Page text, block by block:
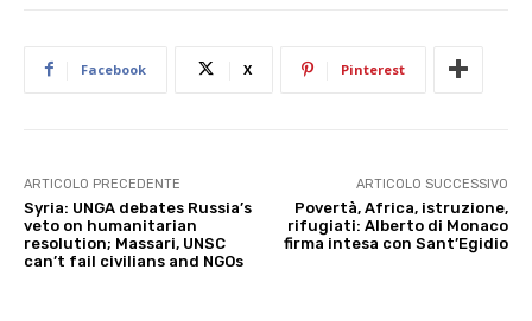
Facebook X Pinterest
ARTICOLO PRECEDENTE
Syria: UNGA debates Russia’s
veto on humanitarian
resolution; Massari, UNSC
can’t fail civilians and NGOs
ARTICOLO SUCCESSIVO
Povertà, Africa, istruzione,
rifugiati: Alberto di Monaco
firma intesa con Sant’Egidio